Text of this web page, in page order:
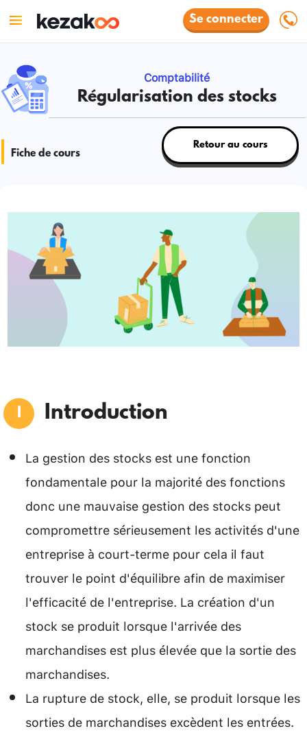
Se connecter
Comptabilité
Régularisation des stocks
Fiche de cours
Retour au cours
Introduction
La gestion des stocks est une fonction
fondamentale pour la majorité des fonctions
donc une mauvaise gestion des stocks peut
compromettre sérieusement les activités d'une
entreprise à court-terme pour cela il faut
trouver le point d'équilibre afin de maximiser
l'efficacité de l'entreprise. La création d'un
stock se produit lorsque l'arrivée des
marchandises est plus élevée que la sortie des
marchandises.
La rupture de stock, elle, se produit lorsque les
sorties de marchandises excèdent les entrées.